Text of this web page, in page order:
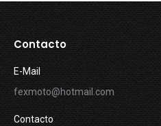
Contacto
E-Mail
fexmoto@hotmail.com
Contacto